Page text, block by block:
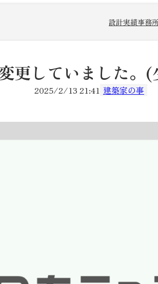
設計実績事務
更していました。
2025/2/13 21:41 建築家の事